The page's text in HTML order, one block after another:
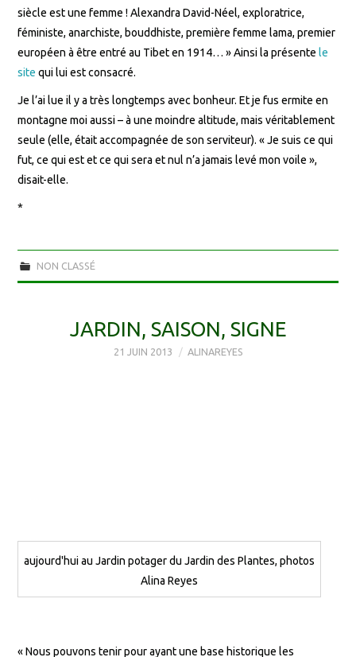
siècle est une femme ! Alexandra David-Néel, exploratrice,
féministe, anarchiste, bouddhiste, première femme lama, premier
européen à être entré au Tibet en 1914… » Ainsi la présente le
site qui lui est consacré.
Je l’ai lue il y a très longtemps avec bonheur. Et je fus ermite en
montagne moi aussi – à une moindre altitude, mais véritablement
seule (elle, était accompagnée de son serviteur). « Je suis ce qui
fut, ce qui est et ce qui sera et nul n’a jamais levé mon voile »,
disait-elle.
*
NON CLASSÉ
JARDIN, SAISON, SIGNE
21 JUIN 2013 ALINAREYES
aujourd'hui au Jardin potager du Jardin des Plantes, photos
Alina Reyes
« Nous pouvons tenir pour ayant une base historique les